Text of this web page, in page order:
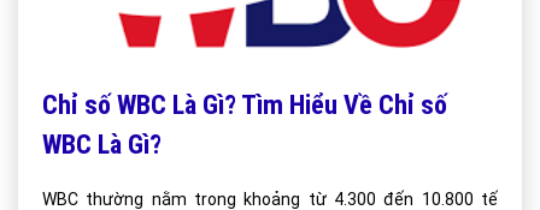
Chỉ số WBC Là Gì? Tìm Hiểu Về Chỉ số
WBC Là Gì?
WBC thường nằm trong khoảng từ 4.300 đến 10.800 tế